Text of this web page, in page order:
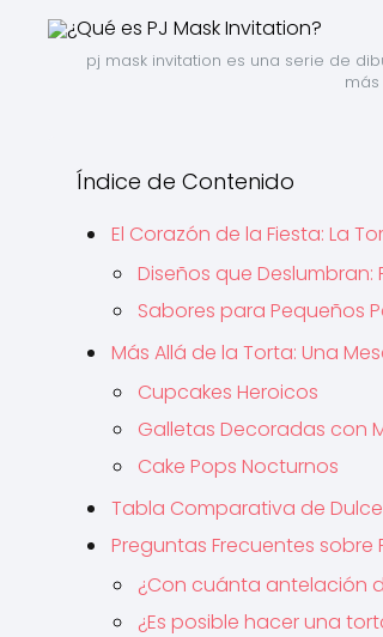
pj mask invitation es una serie de
Índice de Contenido
El Corazón de la Fiesta: La
Diseños que
Sabores para Pequeños
Más Allá de la Torta: Una
Cupcakes Heroicos
Galletas Decoradas con
Cake Pops Nocturnos
Tabla Comparativa de
Preguntas Frecuentes sobre
¿Con cuánta antelación
¿Es posible hacer una